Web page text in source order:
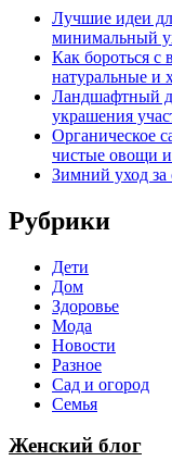
Лучшие идеи
минимальный
Как бороться с
натуральные и
Ландшафтный
украшения
Органическое
чистые овощи
Зимний уход за
Рубрики
Дети
Дом
Здоровье
Мода
Новости
Разное
Сад и огород
Семья
Женский блог